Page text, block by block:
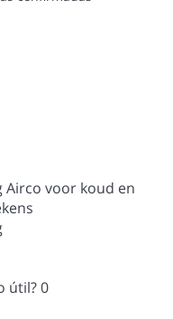
Airco voor koud en
útil?0